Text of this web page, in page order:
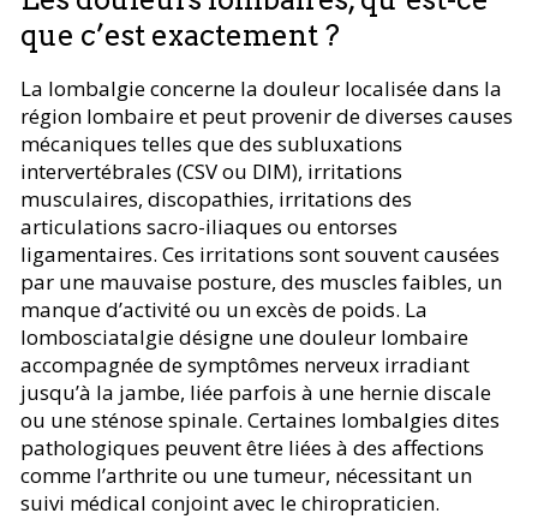
que c’est exactement ?
La lombalgie concerne la douleur localisée dans la
région lombaire et peut provenir de diverses causes
mécaniques telles que des subluxations
intervertébrales (CSV ou DIM), irritations
musculaires, discopathies, irritations des
articulations sacro-iliaques ou entorses
ligamentaires. Ces irritations sont souvent causées
par une mauvaise posture, des muscles faibles, un
manque d’activité ou un excès de poids. La
lombosciatalgie désigne une douleur lombaire
accompagnée de symptômes nerveux irradiant
jusqu’à la jambe, liée parfois à une hernie discale
ou une sténose spinale. Certaines lombalgies dites
pathologiques peuvent être liées à des affections
comme l’arthrite ou une tumeur, nécessitant un
suivi médical conjoint avec le chiropraticien.